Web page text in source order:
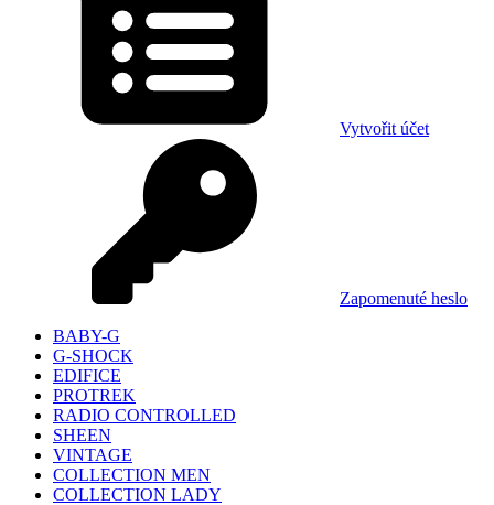
Vytvořit účet
Zapomenuté heslo
BABY-G
G-SHOCK
EDIFICE
PROTREK
RADIO CONTROLLED
SHEEN
VINTAGE
COLLECTION MEN
COLLECTION LADY